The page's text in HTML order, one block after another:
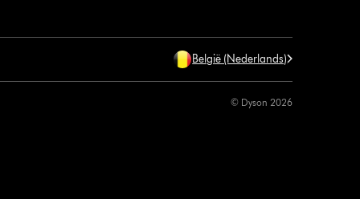
België (Nederlands)
© Dyson 2026